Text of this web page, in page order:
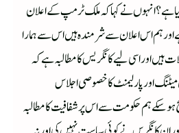
ہے؟ انہوں نے کہا کہ ملک ٹرمپ کے اعلان
اور ہم اس اعلان سے شرمندہ ہیں اس سے ہمارا
اور اسی لیے کانگریس کا مطالبہ ہے کہ
اور پارلیمنٹ کا خصوصی اجلاس
سکے ہم حکومت سے اس پر شفافیت کا مطالبہ